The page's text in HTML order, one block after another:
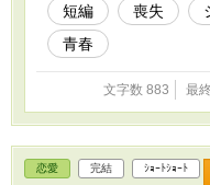
短編
喪失
青春
文字数 883 最
恋愛 完結 ｼｮｰﾄｼｮｰﾄ